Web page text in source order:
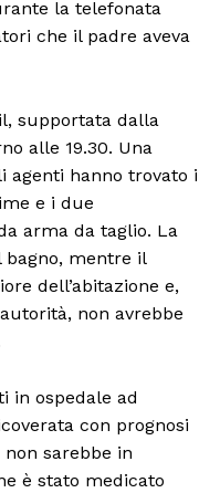
la telefonata
che il padre aveva
supportata dalla
alle 19.30. Una
agenti hanno trovato i
e i due
arma da taglio. La
bagno, mentre il
dell’abitazione e,
non avrebbe
in ospedale ad
con prognosi
sarebbe in
è stato medicato